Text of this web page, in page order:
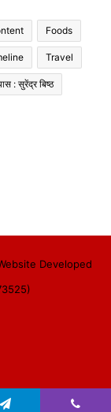
Foods
Travel
: सुरेंद्र बिष्ठ
Developed